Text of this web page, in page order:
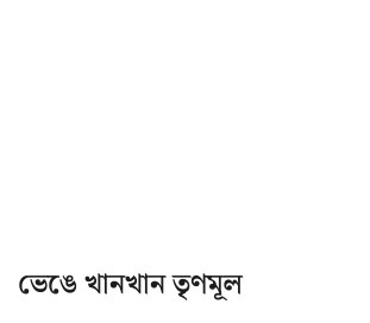
ভেঙে খানখান তৃণমূল